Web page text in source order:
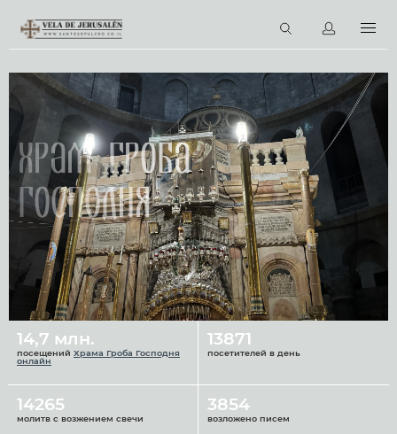
Виртуальные туры
Библиотека
Наши святыни
Новости
Церковный календарь
RU
Храм Гроба
Господня
14,7 млн.
посещений Храма Гроба Господня
онлайн
13871
посетителей в день
14265
молитв с возжением свечи
3854
возложено писем